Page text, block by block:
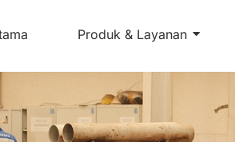
Produk & Layanan